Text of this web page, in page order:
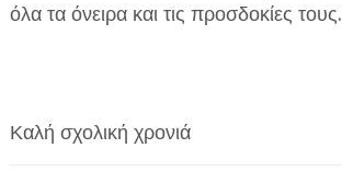
όλα τα όνειρα και τις προσδοκίες τους.
Καλή σχολική χρονιά